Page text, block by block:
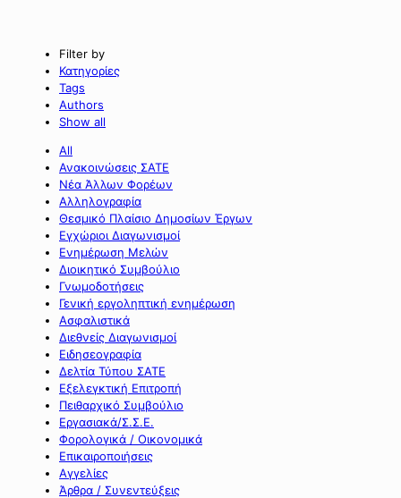
Filter by
Κατηγορίες
Tags
Authors
Show all
All
Ανακοινώσεις ΣΑΤΕ
Νέα Άλλων Φορέων
Αλληλογραφία
Θεσμικό Πλαίσιο Δημοσίων Έργων
Εγχώριοι Διαγωνισμοί
Ενημέρωση Μελών
Διοικητικό Συμβούλιο
Γνωμοδοτήσεις
Γενική εργοληπτική ενημέρωση
Ασφαλιστικά
Διεθνείς Διαγωνισμοί
Ειδησεογραφία
Δελτία Τύπου ΣΑΤΕ
Εξελεγκτική Επιτροπή
Πειθαρχικό Συμβούλιο
Εργασιακά/Σ.Σ.Ε.
Φορολογικά / Οικονομικά
Επικαιροποιήσεις
Αγγελίες
Άρθρα / Συνεντεύξεις